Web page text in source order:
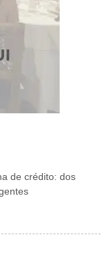
de crédito: dos